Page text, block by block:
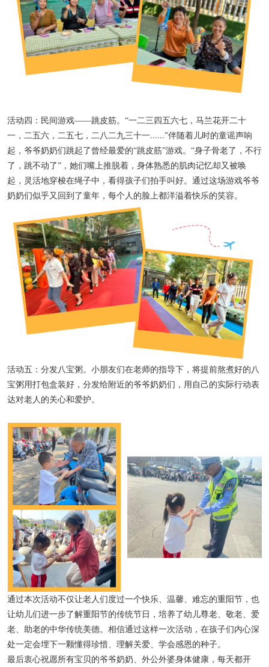
活动四：民间游戏——跳皮筋。“一二三四五六七，马兰花开二十
一，二五六，二五七，二八二九三十一......”伴随着儿时的童谣声响
起，爷爷奶奶们跳起了曾经最爱的“跳皮筋”游戏。“身子骨老了，不行
了，跳不动了”，她们嘴上推脱着，身体熟悉的肌肉记忆却又被唤
起，灵活地穿梭在绳子中，看得孩子们拍手叫好。通过这场游戏爷爷
奶奶们似乎又回到了童年，每个人的脸上都洋溢着快乐的笑容。
活动五：分发八宝粥。小朋友们在老师的指导下，将提前熬煮好的八
宝粥用打包盒装好，分发给附近的爷爷奶奶们，用自己的实际行动表
达对老人的关心和爱护。
通过本次活动不仅让老人们度过一个快乐、温馨、难忘的重阳节，也
让幼儿们进一步了解重阳节的传统节日，培养了幼儿尊老、敬老、爱
老、助老的中华传统美德。相信通过这样一次活动，在孩子们内心深
处一定会埋下一颗懂得珍惜、理解关爱、学会感恩的种子。
最后衷心祝愿所有宝贝的爷爷奶奶、外公外婆身体健康，每天都开